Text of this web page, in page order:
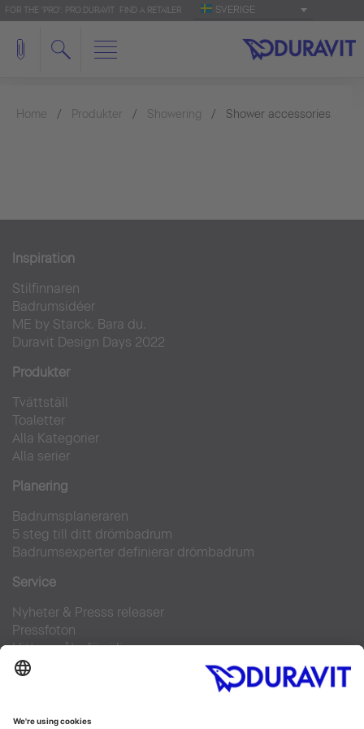
FOR THE 'PRO': PRO.DURAVIT FIND A RETAILER SVERIGE
Home Produkter Showering Shower accessories
Inspiration
Stilfinnaren
Badrumsidéer
ME by Starck. Bara du.
Duravit Design Days 2022
Produkter
Tvättställ
Toaletter
Alla Kategorier
Alla serier
Planering
Badrumsplaneraren
5 steg till ditt drömbadrum
Badrumsexperter definierar drömbadrum
Service
Nyheter & Presss releaser
Pressfoton
Hitta en återförsäljare
FAQs